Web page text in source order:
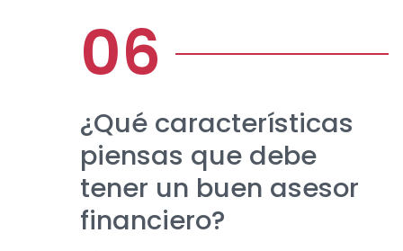
¿Qué características
piensas que debe
tener un buen asesor
financiero?